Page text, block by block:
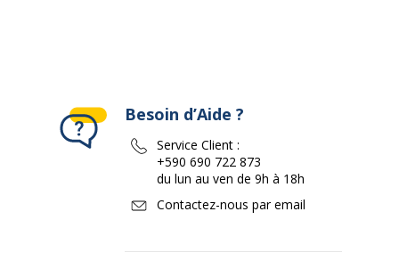
Besoin d’Aide ?
Service Client :
+590 690 722 873
du lun au ven de 9h à 18h
Contactez-nous par email